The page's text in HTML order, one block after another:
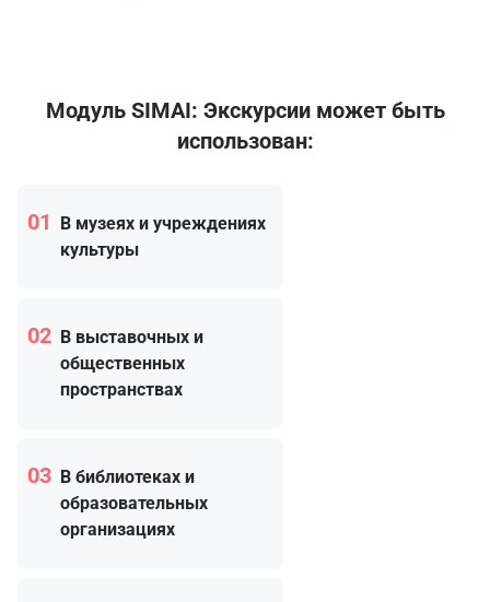
Модуль SIMAI: Экскурсии может быть
использован:
01
В музеях и учреждениях
культуры
02
В выставочных и
общественных
пространствах
03
В библиотеках и
образовательных
организациях